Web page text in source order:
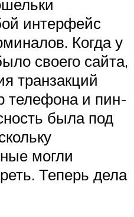
интерфейс
Когда у
своего сайта,
транзакций
телефона и пин-
была под
могли
Теперь дела